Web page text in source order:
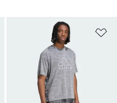
เพิ่มไปยังรายการสินค้าโปรด